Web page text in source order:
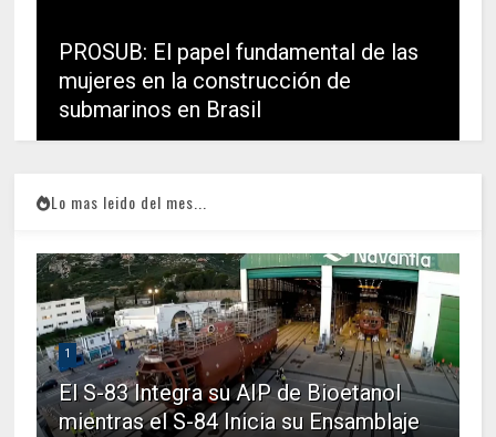
PROSUB: El papel fundamental de las
mujeres en la construcción de
submarinos en Brasil
Lo mas leido del mes...
1
El S-83 Integra su AIP de Bioetanol
mientras el S-84 Inicia su Ensamblaje